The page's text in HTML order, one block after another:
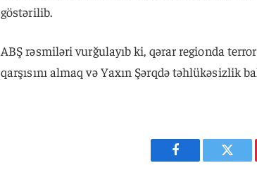
göstərilib.
ABŞ rəsmiləri vurğulayıb ki, qərar regionda
qarşısını almaq və Yaxın Şərqdə təhlükəsizlik
Facebook